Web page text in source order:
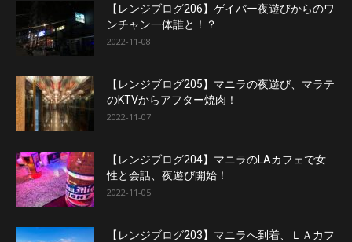
【レンジブログ206】ゲイバー夜遊びからのワ
ンチャン一体誰と！？
2022-11-08
【レンジブログ205】マニラの夜遊び、マラテ
のKTVからアフター焼肉！
2022-11-07
【レンジブログ204】マニラのLAカフェで女
性と会話、夜遊び開始！
2022-11-05
【レンジブログ203】マニラへ到着、ＬＡカフ